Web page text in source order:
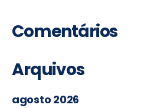
Comentários
Arquivos
agosto 2026